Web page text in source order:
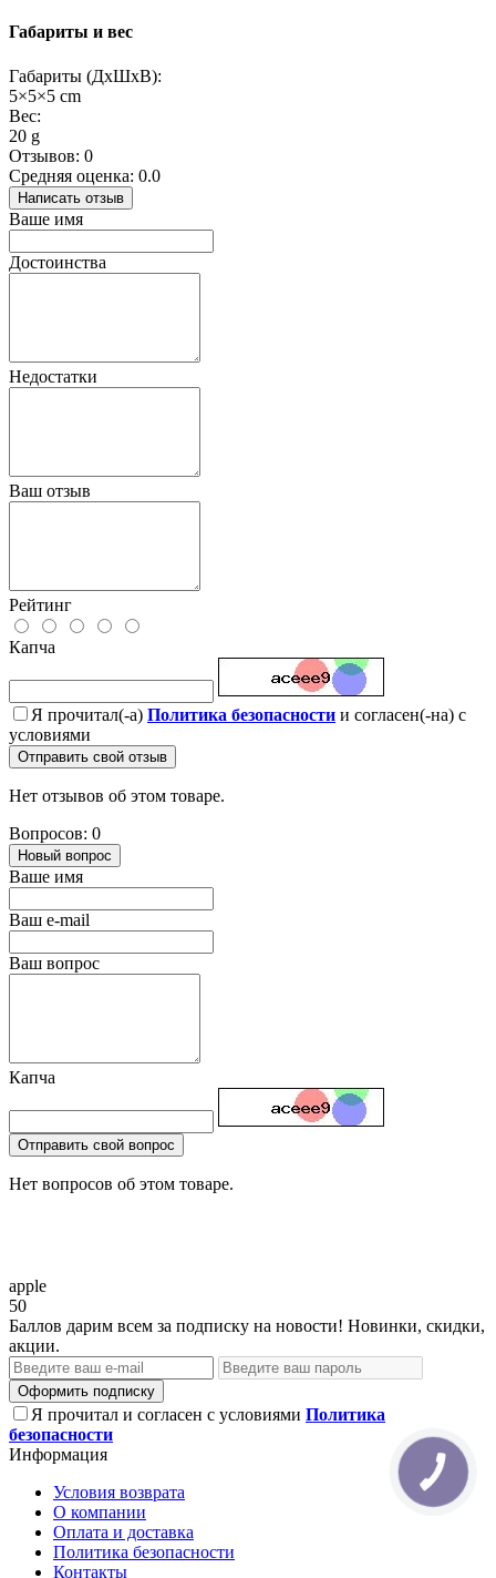
Габариты и вес
Габариты (ДхШхВ):
5×5×5 cm
Вес:
20 g
Отзывов: 0
Средняя оценка: 0.0
Написать отзыв
Ваше имя
Достоинства
Недостатки
Ваш отзыв
Рейтинг
Капча
Я прочитал(-а) Политика безопасности и согласен(-на) с
условиями
Отправить свой отзыв
Нет отзывов об этом товаре.
Вопросов: 0
Новый вопрос
Ваше имя
Ваш e-mail
Ваш вопрос
Капча
Отправить свой вопрос
Нет вопросов об этом товаре.
apple
50
Баллов дарим всем за подписку на новости! Новинки, скидки,
акции.
Оформить подписку
Я прочитал и согласен с условиями Политика
безопасности
Информация
Условия возврата
О компании
Оплата и доставка
Политика безопасности
Контакты